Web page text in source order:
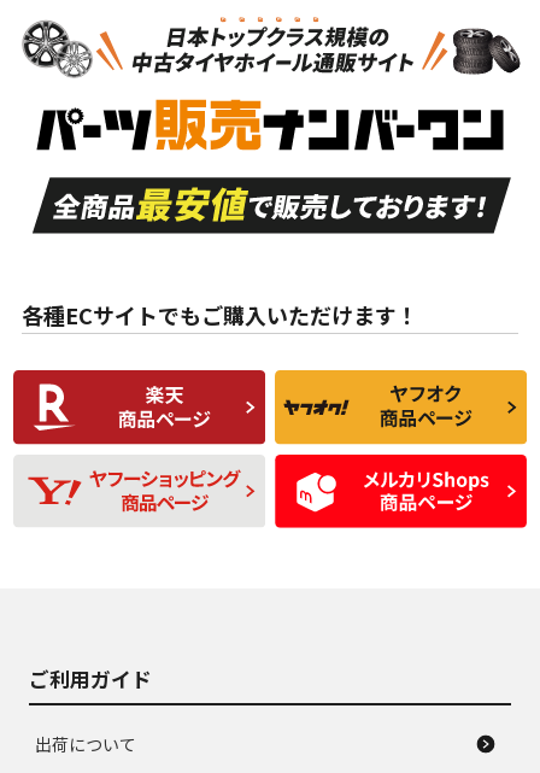
S
品）
S
新車外し品（新古
付き
A
走行距離も少なく、
目立つ傷もほとんど
ない中古品
A
走行距離も少なく、
非常に状態の良い中
古品
な中古品
んどない中古品
C
比較的きれいな中古
品
C
られるが、使用に問
題のない中古品
D
使用感や目立つ傷が
あり、一般的な中古
品
D
残り溝も少なく、偏
磨耗がみられ、短期
間使用できるくらい
の中古品
各種ECサイトでもご購入いただけます！
ご利用ガイド
出荷について